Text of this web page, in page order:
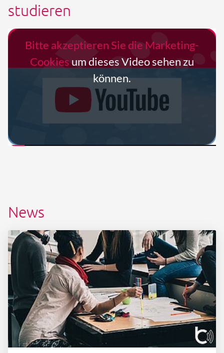
Bitte akzeptieren Sie die Marketing-
Cookies um dieses Video sehen zu
können.
studieren
News